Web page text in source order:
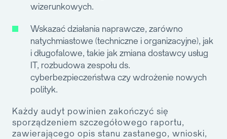
wizerunkowych.
Wskazać działania naprawcze, zarówno
natychmiastowe (techniczne i organizacyjne), jak
i długofalowe, takie jak zmiana dostawcy usług
IT, rozbudowa zespołu ds.
cyberbezpieczeństwa czy wdrożenie nowych
polityk.
Każdy audyt powinien zakończyć się
sporządzeniem szczegółowego raportu,
zawierającego opis stanu zastanego, wnioski,